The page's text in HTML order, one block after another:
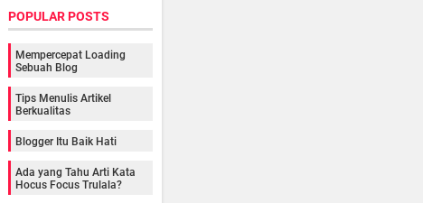
POPULAR POSTS
Mempercepat Loading
Sebuah Blog
Tips Menulis Artikel
Berkualitas
Blogger Itu Baik Hati
Ada yang Tahu Arti Kata
Hocus Focus Trulala?